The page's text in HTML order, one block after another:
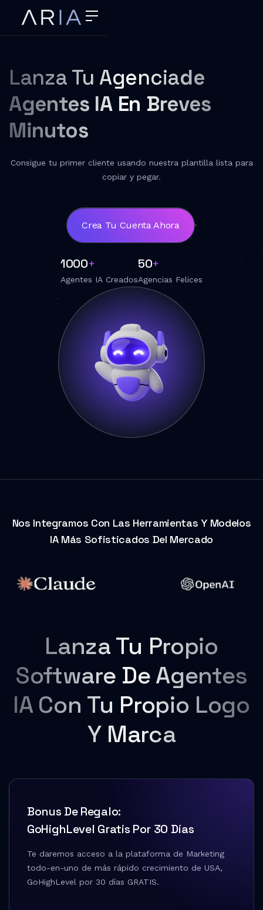
Lanza Tu AgenciaDe
Agentes IA En Breves
Minutos
Consigue tu primer cliente usando nuestra plantilla lista para
copiar y pegar.
Crea Tu Cuenta Ahora
1000+
Agentes IA Creados
50+
Agencias Felices
Nos Integramos Con Las Herramientas Y Modelos
IA Más Sofisticados Del Mercado
Lanza Tu Propio
Software De Agentes
IA Con Tu Propio Logo
Y Marca
Bonus De Regalo:
GoHighLevel Gratis Por 30 Días
Te daremos acceso a la plataforma de Marketing
todo-en-uno de más rápido crecimiento de USA,
GoHighLevel por 30 días GRATIS.